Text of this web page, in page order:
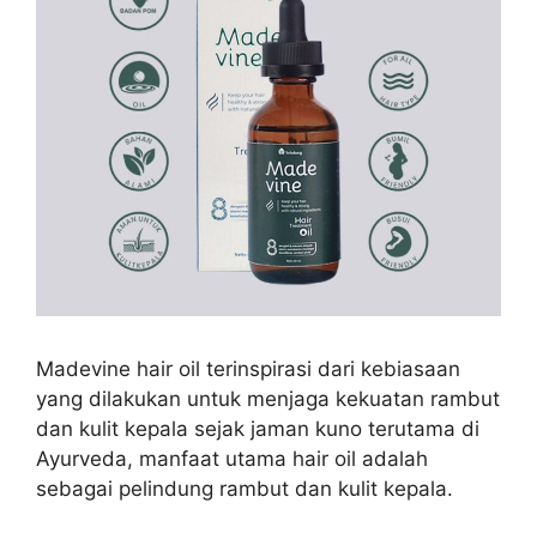
Madevine hair oil terinspirasi dari kebiasaan
yang dilakukan untuk menjaga kekuatan rambut
dan kulit kepala sejak jaman kuno terutama di
Ayurveda, manfaat utama hair oil adalah
sebagai pelindung rambut dan kulit kepala.